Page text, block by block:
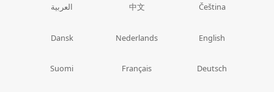
العربية 中文 Čeština
Dansk Nederlands English
Suomi Français Deutsch